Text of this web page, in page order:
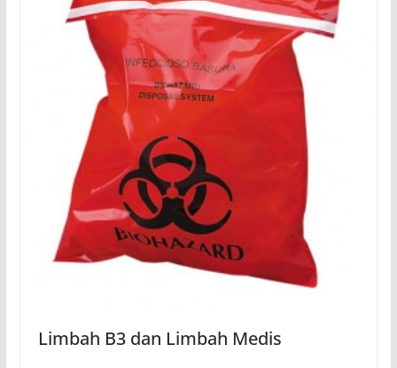
Limbah B3 dan Limbah Medis